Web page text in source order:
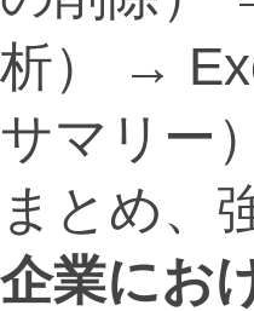
析） →
サマリー
まとめ、
企業にお